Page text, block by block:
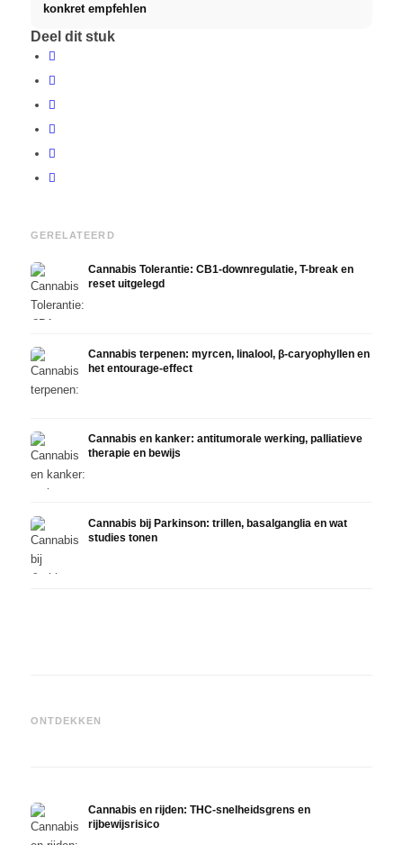
konkret empfehlen
Deel dit stuk
GERELATEERD
Cannabis Tolerantie: CB1-downregulatie, T-break en
reset uitgelegd
Cannabis terpenen: myrcen, linalool, β-caryophyllen en
het entourage-effect
Cannabis en kanker: antitumorale werking, palliatieve
therapie en bewijs
Cannabis bij Parkinson: trillen, basalganglia en wat
studies tonen
ONTDEKKEN
zelfmedicatie en wat studies
Cannabis en rijden: THC-snelheidsgrens en
rijbewijsrisico